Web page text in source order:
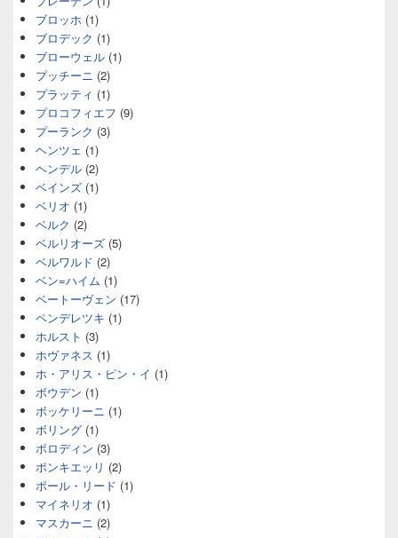
ブロッホ (1)
ブロデック (1)
ブローウェル (1)
プッチーニ (2)
プラッティ (1)
プロコフィエフ (9)
プーランク (3)
ヘンツェ (1)
ヘンデル (2)
ベインズ (1)
ベリオ (1)
ベルク (2)
ベルリオーズ (5)
ベルワルド (2)
ベン=ハイム (1)
ベートーヴェン (17)
ペンデレツキ (1)
ホルスト (3)
ホヴァネス (1)
ホ・アリス・ピン・イ (1)
ボウデン (1)
ボッケリーニ (1)
ボリング (1)
ボロディン (3)
ポンキエッリ (2)
ポール・リード (1)
マイネリオ (1)
マスカーニ (2)